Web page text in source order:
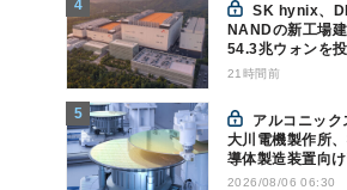
SK hynix、DRAMと
NANDの新工場
54.3兆ウォンを
21時間前
大川電機製作所
導体製造装置向
場建設を決定
2026/08/06 06:30